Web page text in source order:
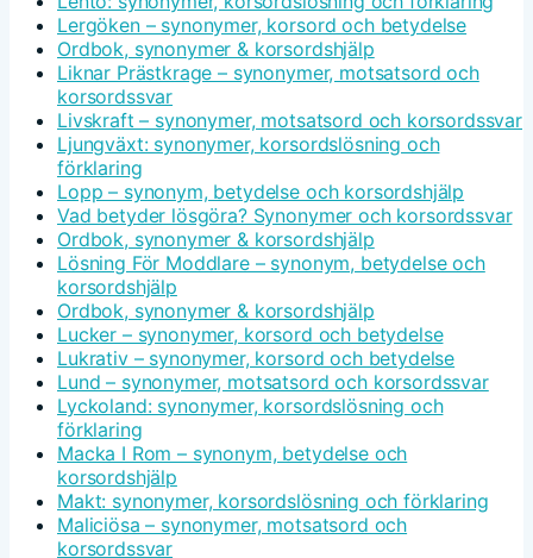
Lergöken – synonymer, korsord och betydelse
Ordbok, synonymer & korsordshjälp
Liknar Prästkrage – synonymer, motsatsord och
korsordssvar
Livskraft – synonymer, motsatsord och korsordssvar
Ljungväxt: synonymer, korsordslösning och
förklaring
Lopp – synonym, betydelse och korsordshjälp
Vad betyder lösgöra? Synonymer och korsordssvar
Ordbok, synonymer & korsordshjälp
Lösning För Moddlare – synonym, betydelse och
korsordshjälp
Ordbok, synonymer & korsordshjälp
Lucker – synonymer, korsord och betydelse
Lukrativ – synonymer, korsord och betydelse
Lund – synonymer, motsatsord och korsordssvar
Lyckoland: synonymer, korsordslösning och
förklaring
Macka I Rom – synonym, betydelse och
korsordshjälp
Makt: synonymer, korsordslösning och förklaring
Maliciösa – synonymer, motsatsord och
korsordssvar